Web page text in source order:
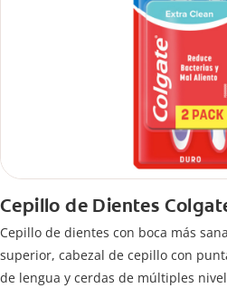
Cepillo de Dientes
Cepillo de dientes con boca más
superior, cabezal de cepillo con
de lengua y cerdas de múltiples